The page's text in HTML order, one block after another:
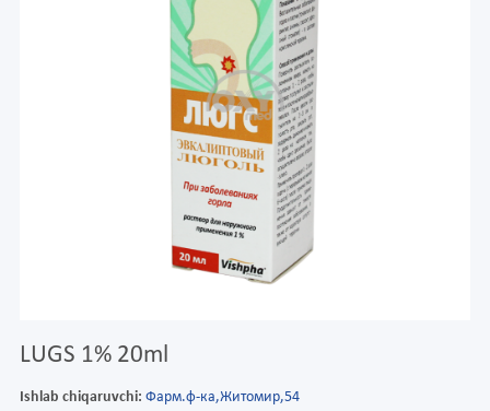
LUGS 1% 20ml
Ishlab chiqaruvchi: Фарм.ф-ка,Житомир,54